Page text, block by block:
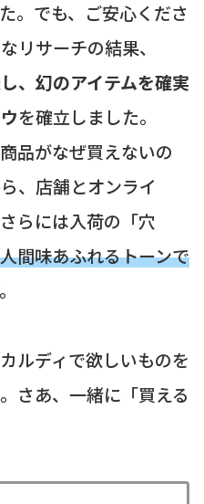
。でも、ご安心くださ
リサーチの結果、
、幻のアイテムを確実
を確立しました。
品がなぜ買えないの
、店舗とオンライ
らには入荷の「穴
人間味あふれるトーンで
ルディで欲しいものを
さあ、一緒に「買える